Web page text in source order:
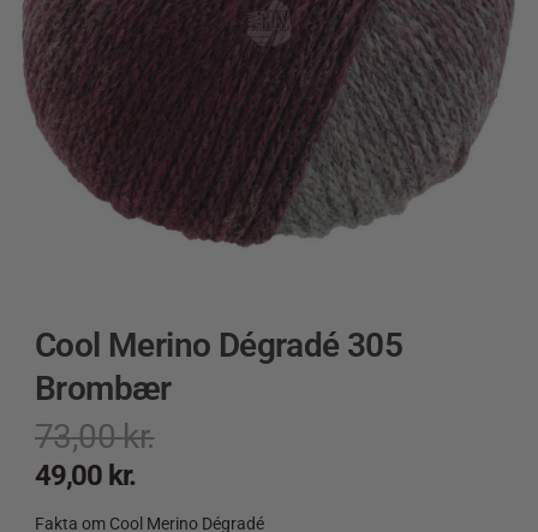
Cool Merino Dégradé 305
Brombær
73,00kr.
49,00 kr.
Fakta om Cool Merino Dégradé